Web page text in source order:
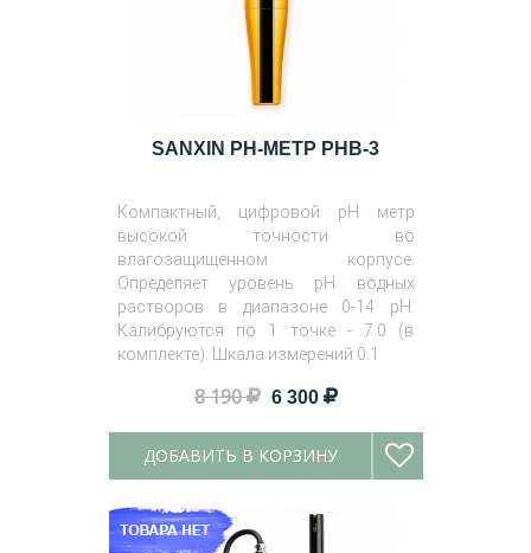
SANXIN PH-МЕТР PHB-3
Компактный, цифровой pH метр
высокой точности во
влагозащищенном корпусе.
Определяет уровень pH водных
растворов в диапазоне 0-14 pH.
Калибруются по 1 точке - 7.0 (в
комплекте). Шкала измерений 0.1
8 190 6 300
ДОБАВИТЬ В КОРЗИНУ